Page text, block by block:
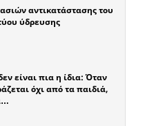
αντικατάστασης του
ύδρευσης
είναι πια η ίδια: Όταν
όχι από τα παιδιά,